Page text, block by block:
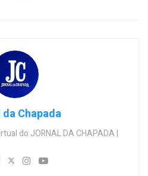
Chapada
do JORNAL DA CHAPADA |